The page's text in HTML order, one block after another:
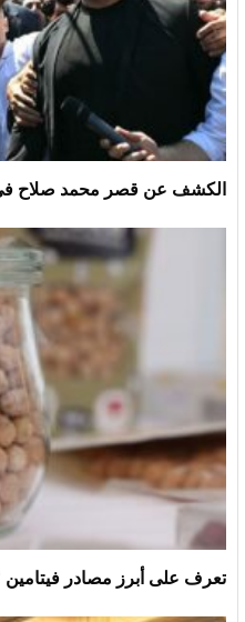
الكشف عن قصر محمد صلاح في
تعرف على أبرز مصادر فيتامين “ب-6”